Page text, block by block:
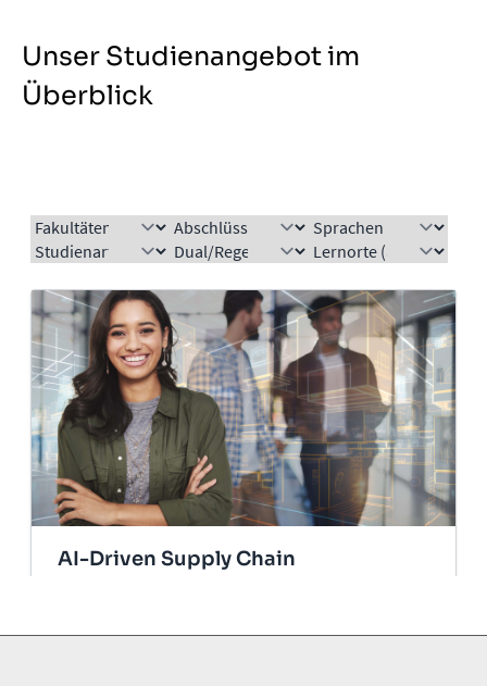
Unser Studienangebot im
Überblick